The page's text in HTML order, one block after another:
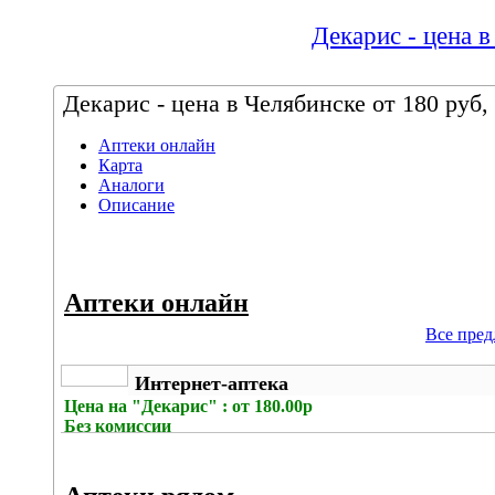
Декарис - цена
Декарис - цена в Челябинске от 180 руб,
Аптеки онлайн
Карта
Аналоги
Описание
Аптеки онлайн
Все
Интернет-аптека
Цена на "Декарис" : от 180.00р
Без комиссии